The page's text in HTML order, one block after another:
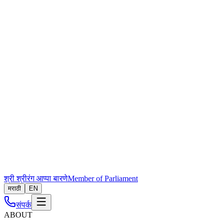
श्री श्रीरंग आप्पा बारणेMember of Parliament
मराठी EN
संपर्क
ABOUT